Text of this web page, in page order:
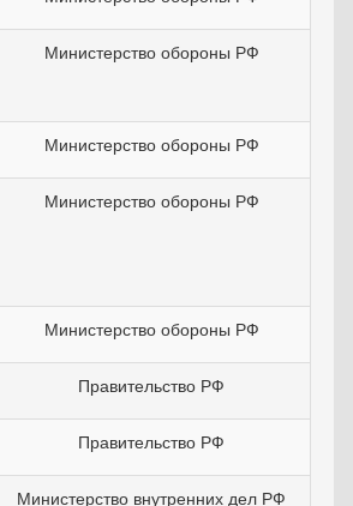
Министерство обороны РФ
Министерство обороны РФ
Министерство обороны РФ
Министерство обороны РФ
Правительство РФ
Правительство РФ
Министерство внутренних дел РФ